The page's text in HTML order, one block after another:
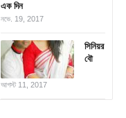
এক দিন
নভে. 19, 2017
সিনিয়র
বৌ
আগস্ট 11, 2017